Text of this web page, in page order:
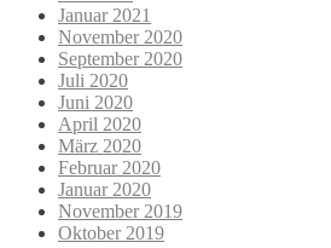
Januar 2021
November 2020
September 2020
Juli 2020
Juni 2020
April 2020
März 2020
Februar 2020
Januar 2020
November 2019
Oktober 2019